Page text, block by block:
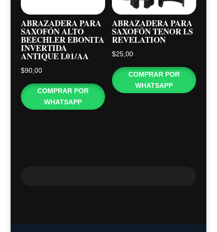
ABRAZADERA PARA
SAXOFÓN ALTO
BEECHLER EBONITA
INVERTIDA
ANTIQUE L01/AA
$90,00
COMPRAR POR
WHATSAPP
ABRAZADERA PARA
SAXOFÓN TENOR LS
REVELATION
$25,00
COMPRAR POR
WHATSAPP